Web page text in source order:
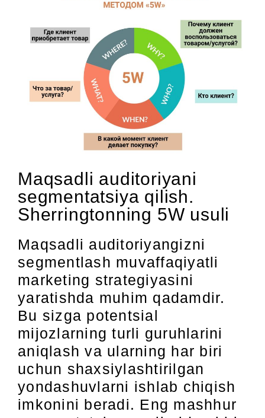
Maqsadli auditoriyani
segmentatsiya qilish.
Sherringtonning 5W usuli
Maqsadli auditoriyangizni
segmentlash muvaffaqiyatli
marketing strategiyasini
yaratishda muhim qadamdir.
Bu sizga potentsial
mijozlarning turli guruhlarini
aniqlash va ularning har biri
uchun shaxsiylashtirilgan
yondashuvlarni ishlab chiqish
imkonini beradi. Eng mashhur